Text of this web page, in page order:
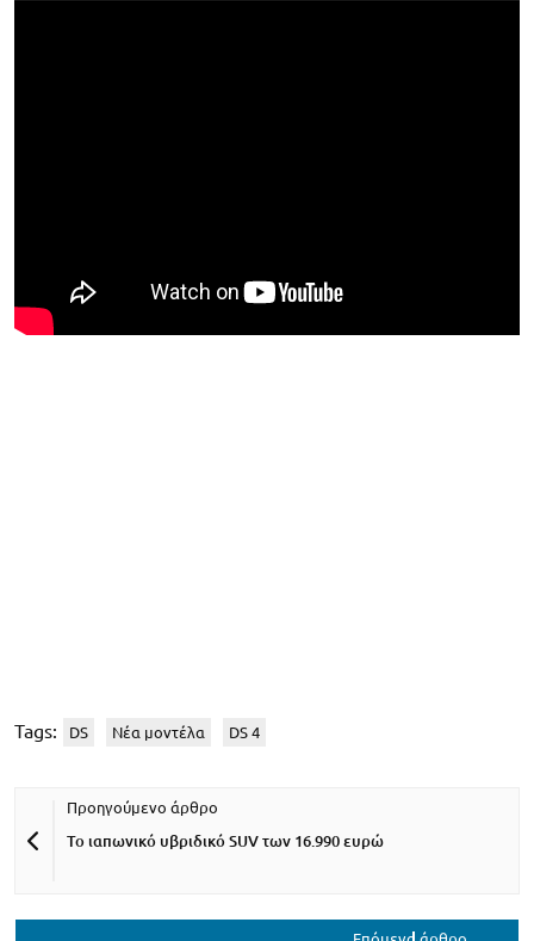
Tags: DS Νέα μοντέλα DS 4
Το ιαπωνικό υβριδικό SUV των 16.990 ευρώ